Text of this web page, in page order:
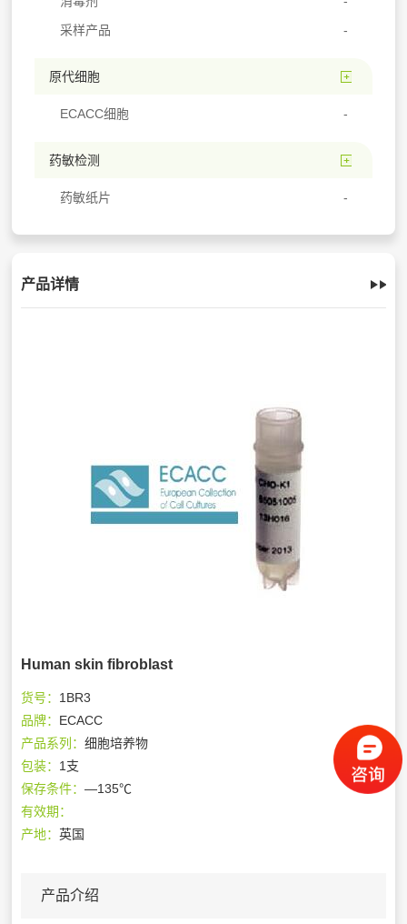
采样产品
原代细胞
ECACC细胞
药敏检测
药敏纸片
产品详情
Human skin fibroblast
货号： 1BR3
品牌： ECACC
产品系列：细胞培养物
包装： 1支
保存条件：—135℃
有效期：
产地：英国
产品介绍